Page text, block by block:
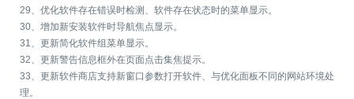
29、优化软件存在错误时检测、软件存在状态时的菜单显示。
30、增加新安装软件时导航焦点显示。
31、更新简化软件组菜单显示。
32、更新警告信息框外在页面点击集焦提示。
33、更新软件商店支持新窗口参数打开软件、与优化面板不同的网站环境处
理。